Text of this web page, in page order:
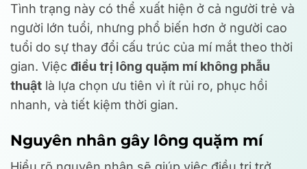
Tình trạng này có thể xuất hiện ở cả người trẻ và
người lớn tuổi, nhưng phổ biến hơn ở người cao
tuổi do sự thay đổi cấu trúc của mí mắt theo thời
gian. Việc điều trị lông quặm mí không phẫu
thuật là lựa chọn ưu tiên vì ít rủi ro, phục hồi
nhanh, và tiết kiệm thời gian.
Nguyên nhân gây lông quặm mí